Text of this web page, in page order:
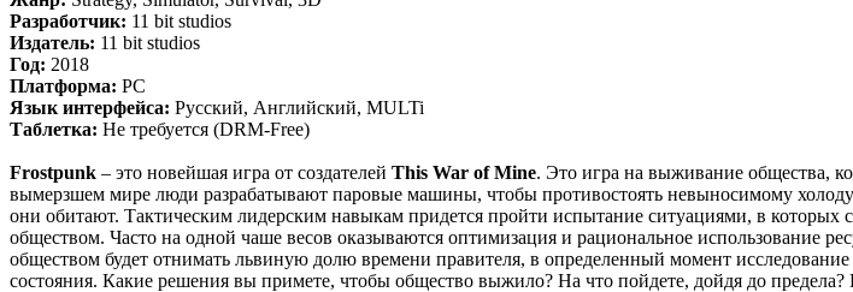
Разработчик: 11 bit studios
Издатель: 11 bit studios
Год: 2018
Платформа: PC
Язык интерфейса: Русский, Английский, MULTi
Таблетка: Не требуется (DRM-Free)
Frostpunk – это новейшая игра от создателей This War of Mine. Это игра на выживание общества,
вымерзшем мире люди разрабатывают паровые машины, чтобы противостоять невыносимому
они обитают. Тактическим лидерским навыкам придется пройти испытание ситуациями, в которых
обществом. Часто на одной чаше весов оказываются оптимизация и рациональное использование
обществом будет отнимать львиную долю времени правителя, в определенный момент
состояния. Какие решения вы примете, чтобы общество выжило? На что пойдете, дойдя до